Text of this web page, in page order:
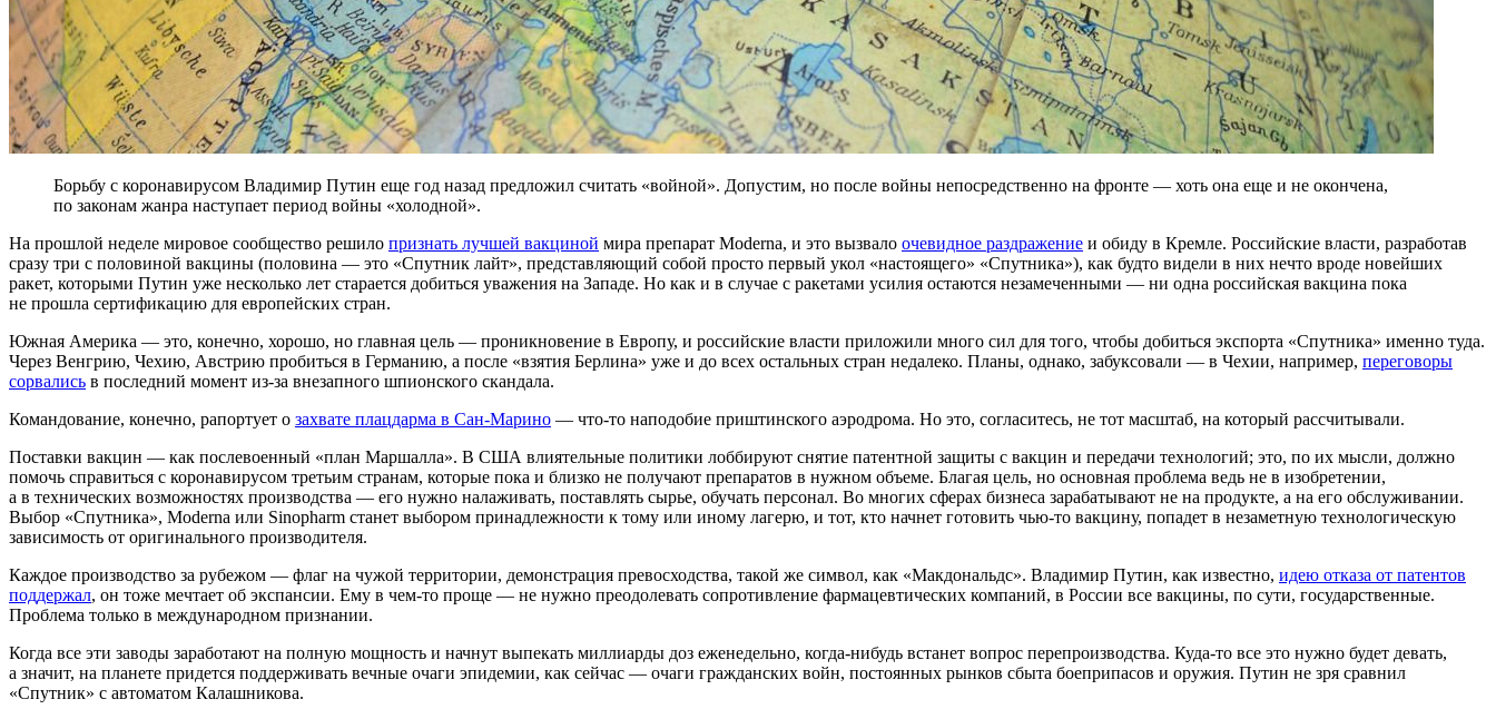
Борьбу с коронавирусом Владимир Путин еще год назад предложил считать «войной». Допустим, но после войны непосредственно на фронте — хоть она еще и не окончена,
по законам жанра наступает период войны «холодной».
На прошлой неделе мировое сообщество решило признать лучшей вакциной мира препарат Moderna, и это вызвало очевидное раздражение и обиду в Кремле. Российские власти, разработав
сразу три с половиной вакцины (половина — это «Спутник лайт», представляющий собой просто первый укол «настоящего» «Спутника»), как будто видели в них нечто вроде новейших
ракет, которыми Путин уже несколько лет старается добиться уважения на Западе. Но как и в случае с ракетами усилия остаются незамеченными — ни одна российская вакцина пока
не прошла сертификацию для европейских стран.
Южная Америка — это, конечно, хорошо, но главная цель — проникновение в Европу, и российские власти приложили много сил для того, чтобы добиться экспорта «Спутника» именно туда.
Через Венгрию, Чехию, Австрию пробиться в Германию, а после «взятия Берлина» уже и до всех остальных стран недалеко. Планы, однако, забуксовали — в Чехии, например, переговоры
сорвались в последний момент из-за внезапного шпионского скандала.
Командование, конечно, рапортует о захвате плацдарма в Сан-Марино — что-то наподобие приштинского аэродрома. Но это, согласитесь, не тот масштаб, на который рассчитывали.
Поставки вакцин — как послевоенный «план Маршалла». В США влиятельные политики лоббируют снятие патентной защиты с вакцин и передачи технологий; это, по их мысли, должно
помочь справиться с коронавирусом третьим странам, которые пока и близко не получают препаратов в нужном объеме. Благая цель, но основная проблема ведь не в изобретении,
а в технических возможностях производства — его нужно налаживать, поставлять сырье, обучать персонал. Во многих сферах бизнеса зарабатывают не на продукте, а на его обслуживании.
Выбор «Спутника», Moderna или Sinopharm станет выбором принадлежности к тому или иному лагерю, и тот, кто начнет готовить чью-то вакцину, попадет в незаметную технологическую
зависимость от оригинального производителя.
Каждое производство за рубежом — флаг на чужой территории, демонстрация превосходства, такой же символ, как «Макдональдс». Владимир Путин, как известно, идею отказа от патентов
поддержал, он тоже мечтает об экспансии. Ему в чем-то проще — не нужно преодолевать сопротивление фармацевтических компаний, в России все вакцины, по сути, государственные.
Проблема только в международном признании.
Когда все эти заводы заработают на полную мощность и начнут выпекать миллиарды доз еженедельно, когда-нибудь встанет вопрос перепроизводства. Куда-то все это нужно будет девать,
а значит, на планете придется поддерживать вечные очаги эпидемии, как сейчас — очаги гражданских войн, постоянных рынков сбыта боеприпасов и оружия. Путин не зря сравнил
«Спутник» с автоматом Калашникова.